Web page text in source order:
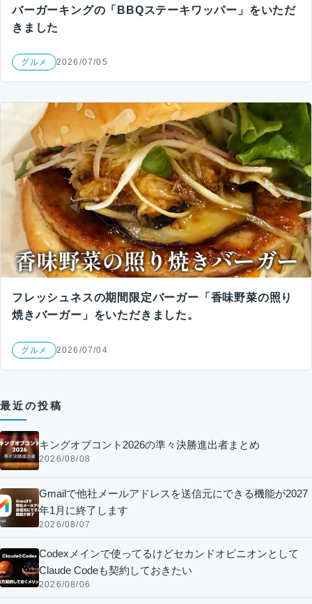
バーガーキングの「BBQステーキワッパー」をいただ
きました
グルメ 2026/07/05
フレッシュネスの期間限定バーガー「香味野菜の照り
焼きバーガー」をいただきました。
グルメ 2026/07/04
最近の投稿
キングオブコント2026の準々決勝進出者まとめ
2026/08/08
Gmailで他社メールアドレスを送信元にできる機能が2027
年1月に終了します
2026/08/07
Codexメインで使ってるけどセカンドオピニオンとして
Claude Codeも契約しておきたい
2026/08/06